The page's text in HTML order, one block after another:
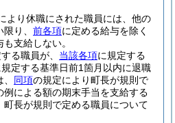
より休職にされた職員には、他の
り、 前各項に定める給与を除く
支給しない。
る職員が、 当該各項に規定する
規定する基準日前1箇月以内に退職
同項の規定により町長が規則で
例による額の期末手当を支給する
町長が規則で定める職員について